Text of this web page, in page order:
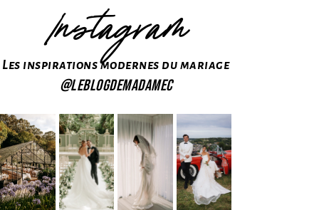
Instagram
Les inspirations modernes du mariage
@leblogdemadamec